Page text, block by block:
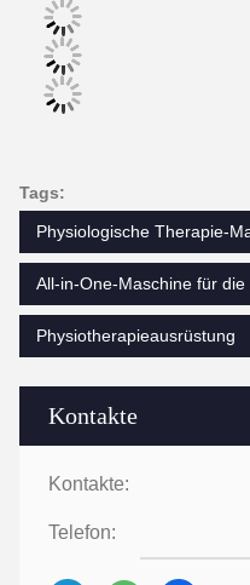
Kontakte
Kontakte:
Telefon:
Tags:
Physiologische Therapie-
All-in-One-Maschine für
Physiotherapieausrüstung